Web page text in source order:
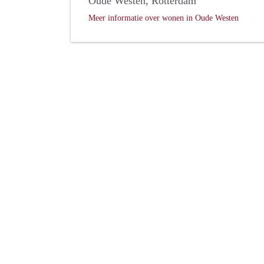
Meer informatie over wonen in Oude Westen